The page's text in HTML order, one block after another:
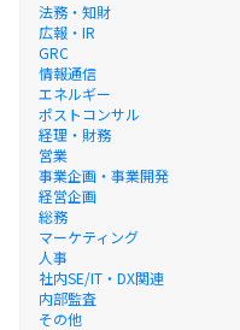
法務・知財
広報・IR
GRC
情報通信
エネルギー
ポストコンサル
経理・財務
営業
事業企画・事業開発
経営企画
総務
マーケティング
人事
社内SE/IT・DX関連
内部監査
その他